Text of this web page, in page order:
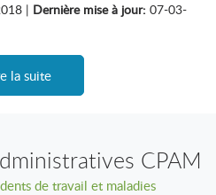
| Dernière mise à jour: 07-03-
la suite
CPAM
de travail et maladies